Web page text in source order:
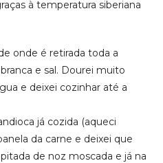
à temperatura siberiana
onde é retirada toda a
e sal. Dourei muito
e deixei cozinhar até a
já cozida (aqueci
da carne e deixei que
de noz moscada e já na